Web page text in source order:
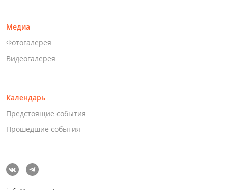
Медиа
Фотогалерея
Видеогалерея
Календарь
Предстоящие события
Прошедшие события